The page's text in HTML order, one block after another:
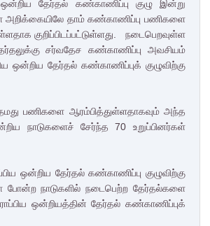
தேர்தல் கண்காணிப்பு குழு இன்று
அறிக்கையிலே தாம் கண்காணிப்பு பணிகளை
குறிப்பிடப்பட்டுள்ளது. நடைபெறவுள்ள
சர்வதேச கண்காணிப்பு அவசியம்
தேர்தல் கண்காணிப்புக் குழுவிற்கு
பணிகளை ஆரம்பித்துள்ளதாகவும் அந்த
நாடுகளைச் சேர்ந்த 70 உறுப்பினர்கள்
ஒன்றிய தேர்தல் கண்காணிப்பு குழுவிற்கு
நாடுகளில் நடைபெற்ற தேர்தல்களை
ஒன்றியத்தின் தேர்தல் கண்காணிப்புக்